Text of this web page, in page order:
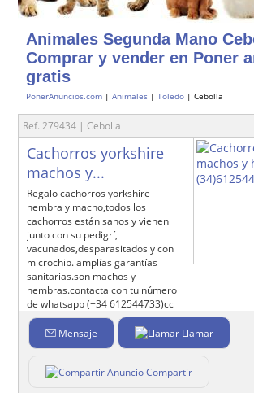
Animales Segunda Mano
Comprar y vender en Poner
gratis
PonerAnuncios.com |Animales |Toledo | Cebolla
Ref. 279434 | Cebolla
Cachorros yorkshire
machos y...
Regalo cachorros yorkshire
hembra y macho,todos los
cachorros están sanos y vienen
junto con su pedigrí,
vacunados,desparasitados y con
microchip. amplías garantías
sanitarias.son machos y
hembras.contacta con tu número
de whatsapp (+34 612544733)cc
Mensaje Llamar
Compartir